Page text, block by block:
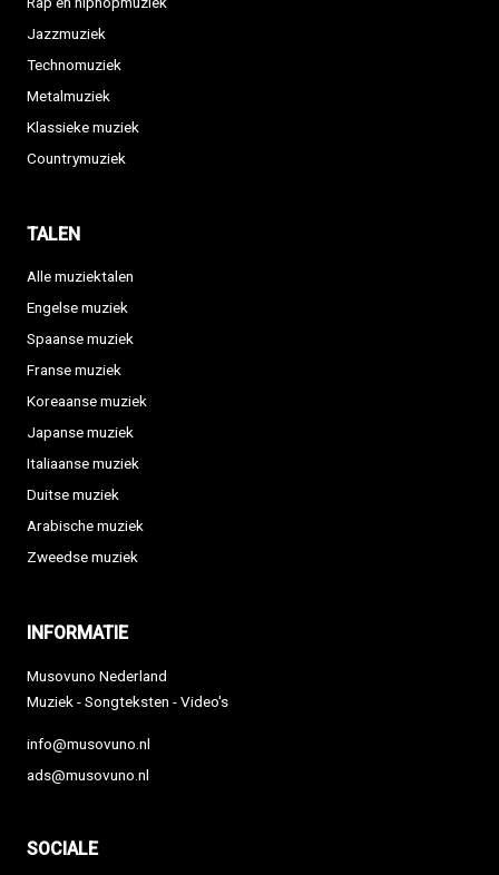
Jazzmuziek
Technomuziek
Metalmuziek
Klassieke muziek
Countrymuziek
TALEN
Alle muziektalen
Engelse muziek
Spaanse muziek
Franse muziek
Koreaanse muziek
Japanse muziek
Italiaanse muziek
Duitse muziek
Arabische muziek
Zweedse muziek
INFORMATIE
Musovuno Nederland
Muziek - Songteksten - Video's
info@musovuno.nl
ads@musovuno.nl
SOCIALE